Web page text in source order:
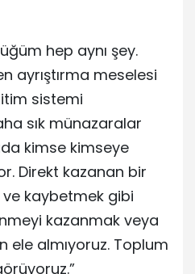
hep aynı şey.
ayrıştırma meselesi
sistemi
sık münazaralar
kimse kimseye
Direkt kazanan bir
kaybetmek gibi
kazanmak veya
ele almıyoruz. Toplum